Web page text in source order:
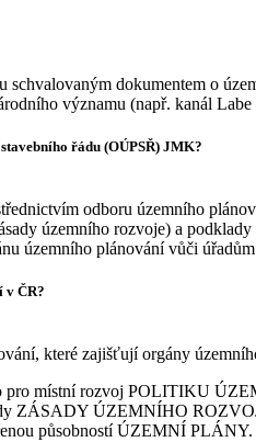
dokumentem o
významu (např. kanál
řádu (OÚPSŘ) JMK?
odboru územního
územního rozvoje) a
územního plánování vůči
v ČR?
které zajišťují orgány
pro místní rozvoj POLITIKU
ZÁSADY ÚZEMNÍHO
působností ÚZEMNÍ PLÁNY.